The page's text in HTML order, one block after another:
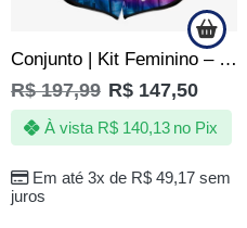
Conjunto | Kit Feminino – Coringa de Quebrada – Favela vive
R$197,99 R$ 147,50
Em até 3x de R$49,17sem
juros
À vista R$140,13 no Pix